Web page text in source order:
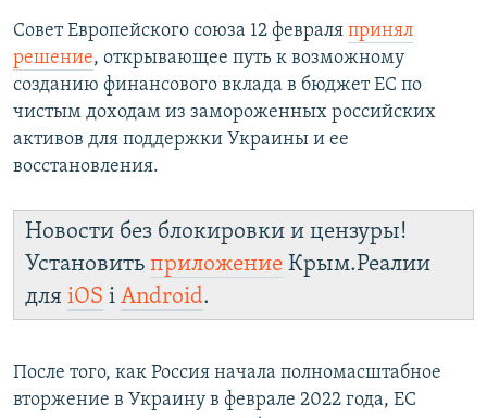
Совет Европейского союза 12 февраля принял
решение, открывающее путь к возможному
созданию финансового вклада в бюджет ЕС по
чистым доходам из замороженных российских
активов для поддержки Украины и ее
восстановления.
Новости без блокировки и цензуры!
Установить приложение Крым.Реалии
для iOS і Android.
После того, как Россия начала полномасштабное
вторжение в Украину в феврале 2022 года, ЕС